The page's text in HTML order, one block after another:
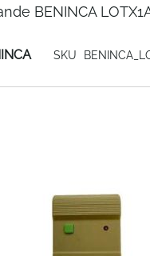
BENINCA
SKU